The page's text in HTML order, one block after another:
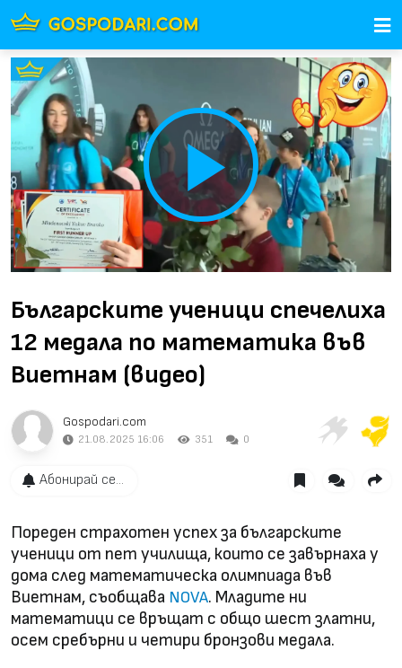
Play
Video
Българските ученици спечелиха
12 медала по математика във
Виетнам (видео)
Gospodari.com
21.08.2025 16:06 351 0
Абонирай се...
Пореден страхотен успех за българските
ученици от пет училища, които се завърнаха у
дома след математическа олимпиада във
Виетнам, съобщава NOVA. Младите ни
математици се връщат с общо шест златни,
осем сребърни и четири бронзови медала.